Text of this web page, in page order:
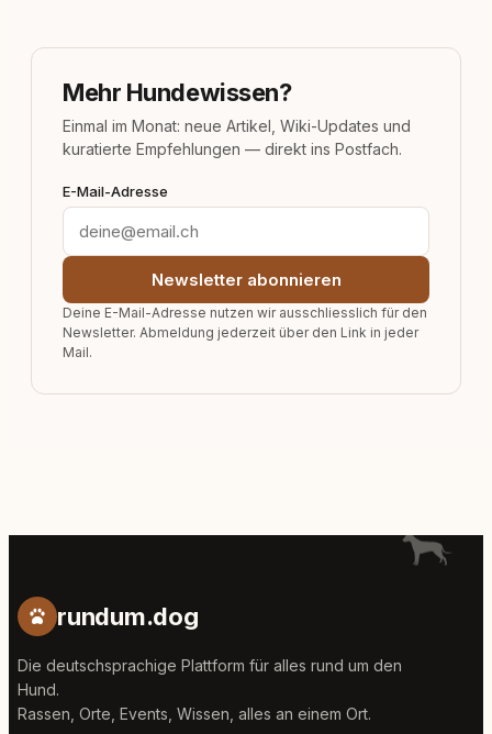
Mehr Hundewissen?
Einmal im Monat: neue Artikel, Wiki-Updates und
kuratierte Empfehlungen — direkt ins Postfach.
E-Mail-Adresse
Newsletter abonnieren
Deine E-Mail-Adresse nutzen wir ausschliesslich für den
Newsletter. Abmeldung jederzeit über den Link in jeder
Mail.
rundum.dog
Die deutschsprachige Plattform für alles rund um den
Hund.
Rassen, Orte, Events, Wissen, alles an einem Ort.